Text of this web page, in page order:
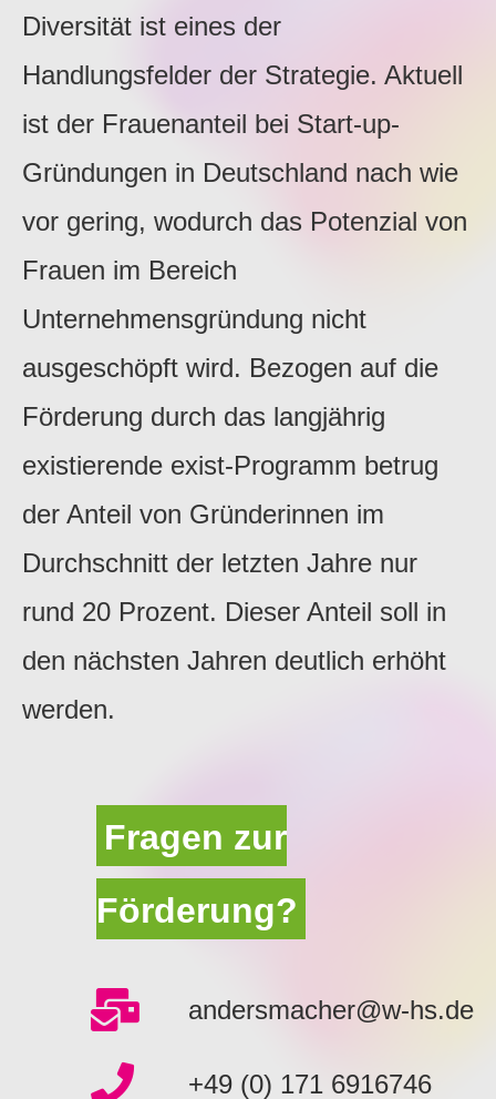
Diversität ist eines der
Handlungsfelder der Strategie. Aktuell
ist der Frauenanteil bei Start-up-
Gründungen in Deutschland nach wie
vor gering, wodurch das Potenzial von
Frauen im Bereich
Unternehmensgründung nicht
ausgeschöpft wird. Bezogen auf die
Förderung durch das langjährig
existierende exist-Programm betrug
der Anteil von Gründerinnen im
Durchschnitt der letzten Jahre nur
rund 20 Prozent. Dieser Anteil soll in
den nächsten Jahren deutlich erhöht
werden.
Fragen zur
Förderung?
andersmacher@w-hs.de
+49 (0) 171 6916746